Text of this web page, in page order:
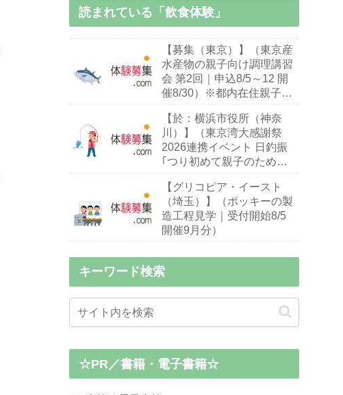
読まれている「飲食体験」
【募集（東京）】（東京産
水産物の親子向け調理講習
会 第2回｜申込8/5～12 開
催8/30）※都内在住親子
【於：横浜市役所（神奈
川）】（東京湾大感謝祭
2026連携イベント 日釣振
｢つり初めて親子のための
9/13 開催9/26・27）※釣り
初心者,小中学生親子
【グリコピア・イースト
（埼玉）】（ポッキーの製
造工程見学｜受付開始8/5
開催9月分）
キーワード検索
☆PR／書籍・電子書籍☆